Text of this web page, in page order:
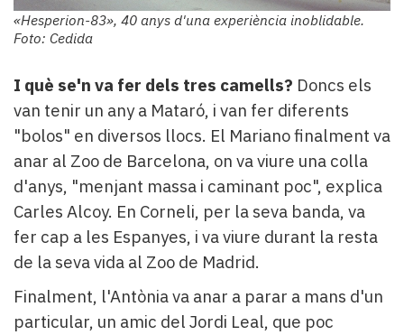
«Hesperion-83», 40 anys d'una experiència inoblidable.
Foto: Cedida
I què se'n va fer dels tres camells? Doncs els
van tenir un any a Mataró, i van fer diferents
"bolos" en diversos llocs. El Mariano finalment va
anar al Zoo de Barcelona, on va viure una colla
d'anys, "menjant massa i caminant poc", explica
Carles Alcoy. En Corneli, per la seva banda, va
fer cap a les Espanyes, i va viure durant la resta
de la seva vida al Zoo de Madrid.
Finalment, l'Antònia va anar a parar a mans d'un
particular, un amic del Jordi Leal, que poc